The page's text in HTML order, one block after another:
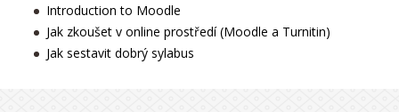
Introduction to Moodle
Jak zkoušet v online prostředí (Moodle a Turnitin)
Jak sestavit dobrý sylabus